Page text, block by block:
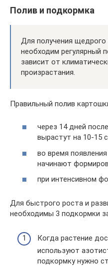
Полив и подкормка
Для получения
необходим регулярный
зависит от
произрастания.
Правильный полив
через 14 дней
вырастут на 10-15
во время
начинают
при интенсивном
Для быстрого роста и
необходимы 3 подкормки
Когда растение
используют
подкормку нужно